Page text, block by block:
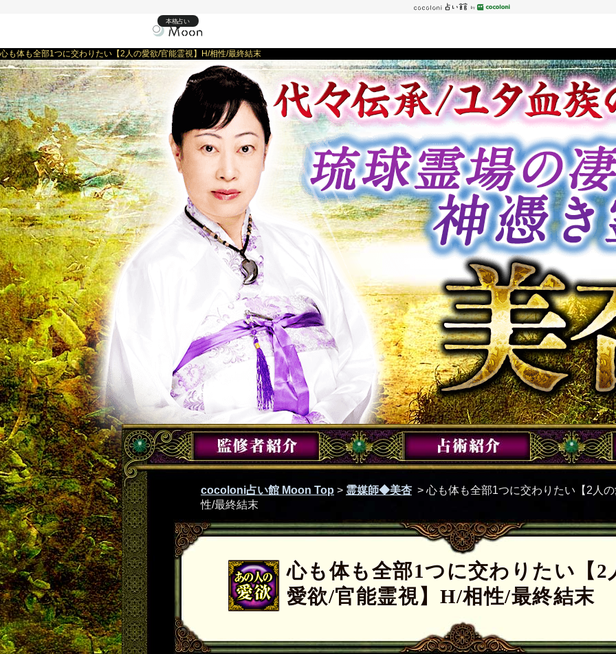
本格占い
心も体も全部1つに交わりたい【2人の愛欲/官能霊視】H/相性/最終結末
cocoloni占い館 Moon Top > 霊媒師◆美杏 > 心も体も全部1つに交わりたい【2人
性/最終結末
心も体も全部1つに交わりたい【2
愛欲/官能霊視】H/相性/最終結末